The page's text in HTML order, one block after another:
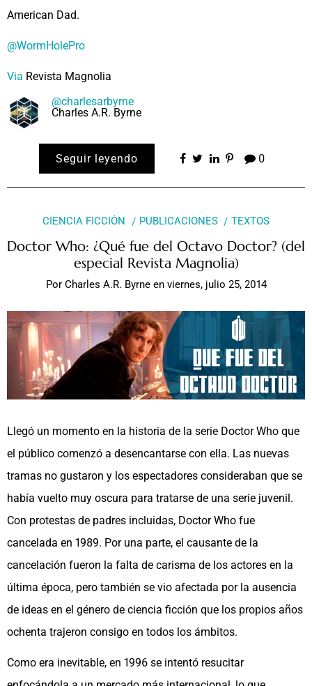
American Dad.
@WormHolePro
Via Revista Magnolia
@charlesarbyrne
Charles A.R. Byrne
Seguir leyendo 0
CIENCIA FICCIÓN PUBLICACIONES TEXTOS
Doctor Who: ¿Qué fue del Octavo Doctor? (del
especial Revista Magnolia)
Por Charles A.R. Byrne en viernes, julio 25, 2014
Llegó un momento en la historia de la serie Doctor Who que
el público comenzó a desencantarse con ella. Las nuevas
tramas no gustaron y los espectadores consideraban que se
había vuelto muy oscura para tratarse de una serie juvenil.
Con protestas de padres incluidas, Doctor Who fue
cancelada en 1989. Por una parte, el causante de la
cancelación fueron la falta de carisma de los actores en la
última época, pero también se vio afectada por la ausencia
de ideas en el género de ciencia ficción que los propios años
ochenta trajeron consigo en todos los ámbitos.
Como era inevitable, en 1996 se intentó resucitar